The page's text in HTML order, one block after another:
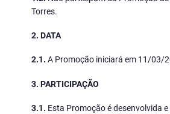
Torres.
2. DATA
2.1. A Promoção iniciará em 11/03/
3. PARTICIPAÇÃO
3.1. Esta Promoção é desenvolvida